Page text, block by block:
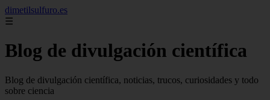
dimetilsulfuro.es
☰
Blog de divulgación científica
Blog de divulgación científica, noticias, trucos, curiosidades y todo
sobre ciencia